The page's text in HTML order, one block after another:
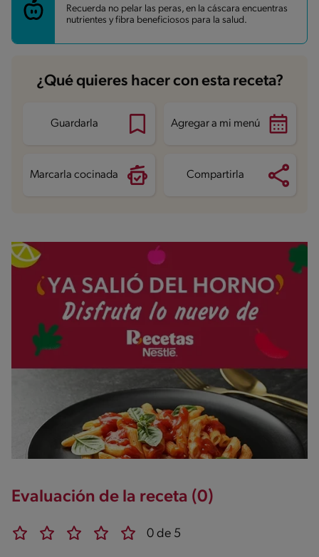
Energía 256.5 kcal
Grasas 14 g
3.3 g
Azúcares
Recuerda no pelar las peras, en la cáscara encuentras
nutrientes y fibra beneficiosos para la salud.
¿Qué quieres hacer con esta receta?
Guardarla Agregar a mi menú
Marcarla cocinada Compartirla
Evaluación de la receta (0)
0 de 5